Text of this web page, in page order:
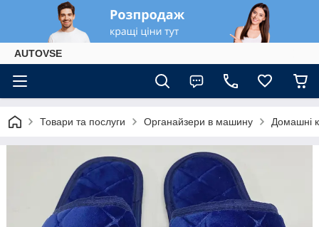
AUTOVSE
Товари та послуги Органайзери в машину Домашні